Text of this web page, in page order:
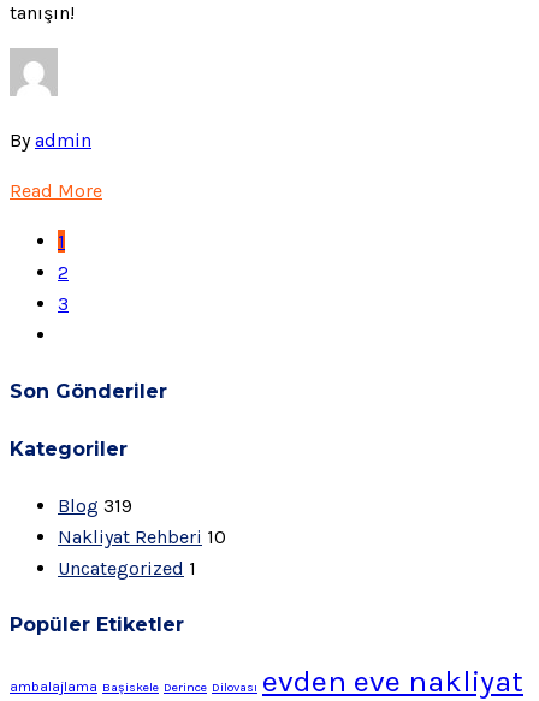
tanışın!
Byadmin
Read More
1
2
3
Son Gönderiler
Kategoriler
Blog 319
Nakliyat Rehberi 10
Uncategorized 1
Popüler Etiketler
ambalajlama Başiskele Derince Dilovası evden eve nakliyat